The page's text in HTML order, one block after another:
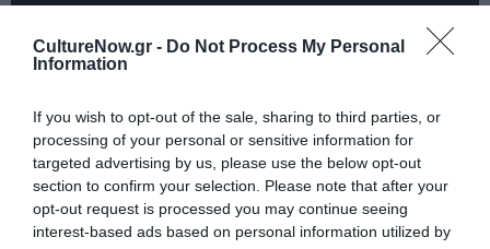
CultureNow.gr - Do Not Process My Personal
Information
If you wish to opt-out of the sale, sharing to third parties, or
processing of your personal or sensitive information for
targeted advertising by us, please use the below opt-out
section to confirm your selection. Please note that after your
opt-out request is processed you may continue seeing
interest-based ads based on personal information utilized by
Ταυτότητα Εκδήλωσης
Ημερομηνία:
Από:
01/02/2025